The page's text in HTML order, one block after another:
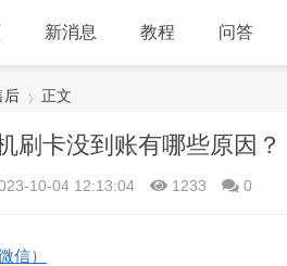
新消息 教程 问答
后
›
正文
刷卡没到账有哪些原因？
10-04 12:13:04 1233 0
信）